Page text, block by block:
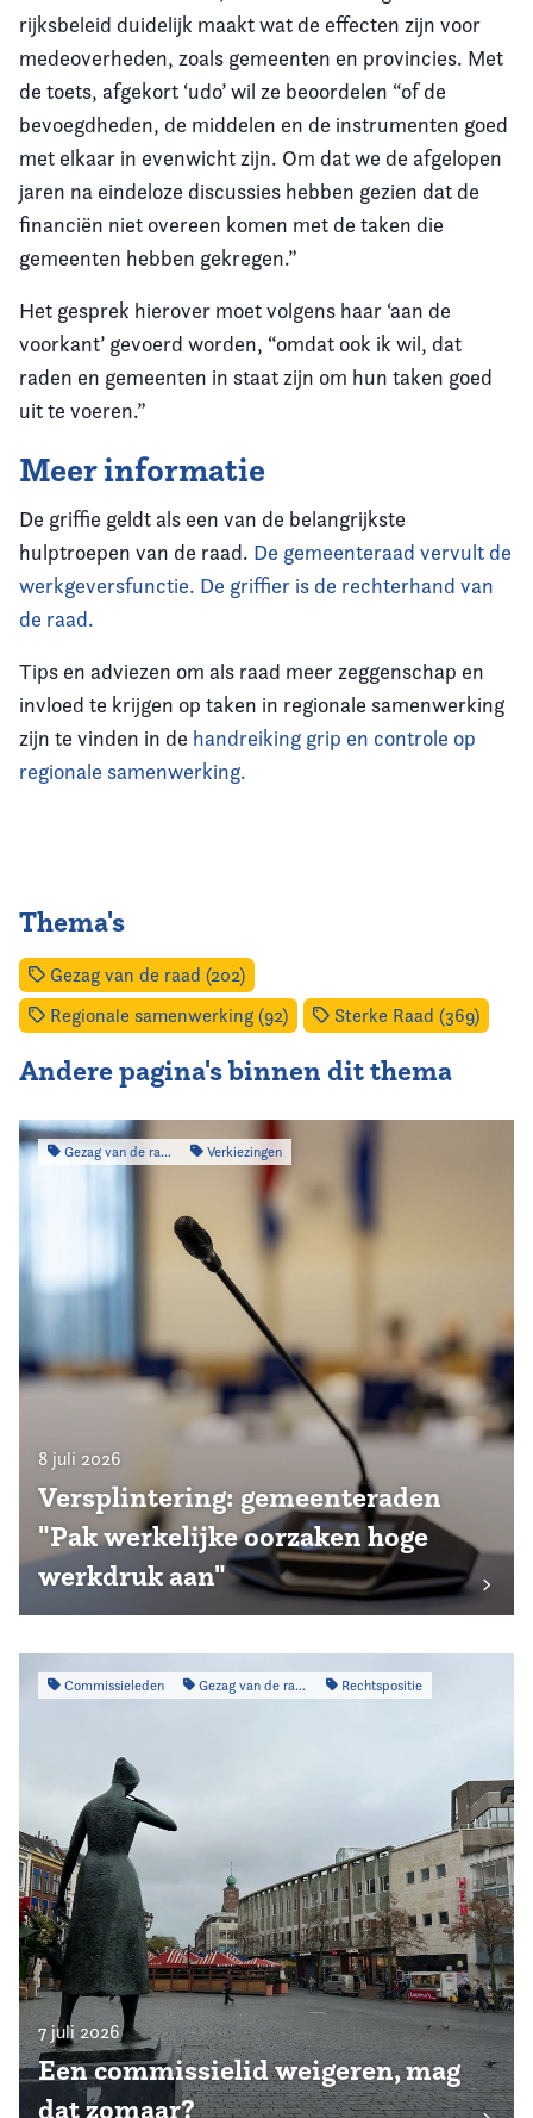
rijksbeleid duidelijk maakt wat de effecten zijn voor
medeoverheden, zoals gemeenten en provincies. Met
de toets, afgekort ‘udo’ wil ze beoordelen “of de
bevoegdheden, de middelen en de instrumenten goed
met elkaar in evenwicht zijn. Om dat we de afgelopen
jaren na eindeloze discussies hebben gezien dat de
financiën niet overeen komen met de taken die
gemeenten hebben gekregen.”
Het gesprek hierover moet volgens haar ‘aan de
voorkant’ gevoerd worden, “omdat ook ik wil, dat
raden en gemeenten in staat zijn om hun taken goed
uit te voeren.”
Meer informatie
De griffie geldt als een van de belangrijkste
hulptroepen van de raad. De gemeenteraad vervult de
werkgeversfunctie. De griffier is de rechterhand van
de raad.
Tips en adviezen om als raad meer zeggenschap en
invloed te krijgen op taken in regionale samenwerking
zijn te vinden in de handreiking grip en controle op
regionale samenwerking.
Thema's
Gezag van de raad (202)
Regionale samenwerking (92)
Sterke Raad (369)
Andere pagina's binnen dit thema
Gezag van de raad Verkiezingen
8 juli 2026
Versplintering: gemeenteraden
"Pak werkelijke oorzaken hoge
werkdruk aan"
Commissieleden Gezag van de raad Rechtspositie
7 juli 2026
Een commissielid weigeren, mag
dat zomaar?